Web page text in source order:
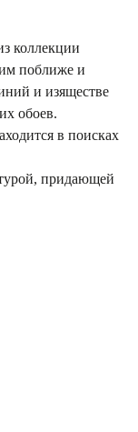
коллекции
поближе и
и изяществе
обоев.
в поисках
придающей